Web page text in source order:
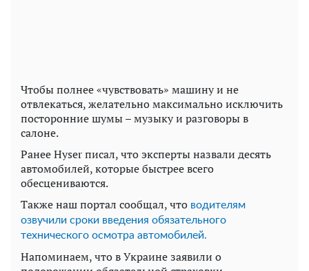
Чтобы полнее «чувствовать» машину и не
отвлекаться, желательно максимально исключить
посторонние шумы – музыку и разговоры в
салоне.
Ранее Hyser писал, что эксперты назвали десять
автомобилей, которые быстрее всего
обесцениваются.
Также наш портал сообщал, что водителям
озвучили сроки введения обязательного
технического осмотра автомобилей.
Напоминаем, что в Украине заявили о